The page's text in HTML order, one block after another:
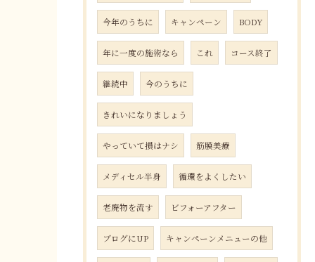
今年のうちに キャンペーン BODY
年に一度の施術なら これ コース終了
継続中 今のうちに
きれいになりましょう
やっていて損はナシ 筋膜美療
メディセル半身 循環をよくしたい
老廃物を流す ビフォーアフター
ブログにUP キャンペーンメニューの他